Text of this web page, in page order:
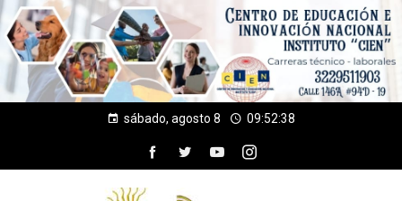
sábado, agosto 8 09:52:38